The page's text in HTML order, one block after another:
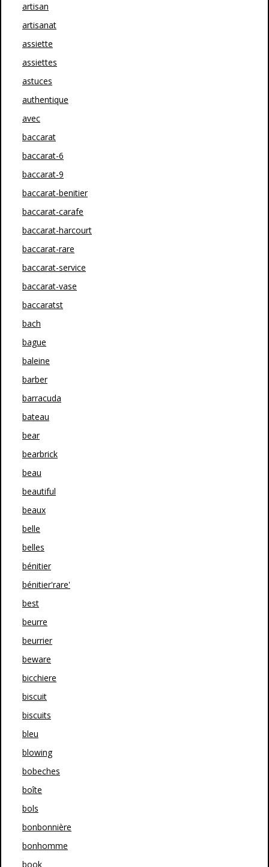
artisan
artisanat
assiette
assiettes
astuces
authentique
avec
baccarat
baccarat-6
baccarat-9
baccarat-benitier
baccarat-carafe
baccarat-harcourt
baccarat-rare
baccarat-service
baccarat-vase
baccaratst
bach
bague
baleine
barber
barracuda
bateau
bear
bearbrick
beau
beautiful
beaux
belle
belles
bénitier
bénitier'rare'
best
beurre
beurrier
beware
bicchiere
biscuit
biscuits
bleu
blowing
bobeches
boîte
bols
bonbonnière
bonhomme
book